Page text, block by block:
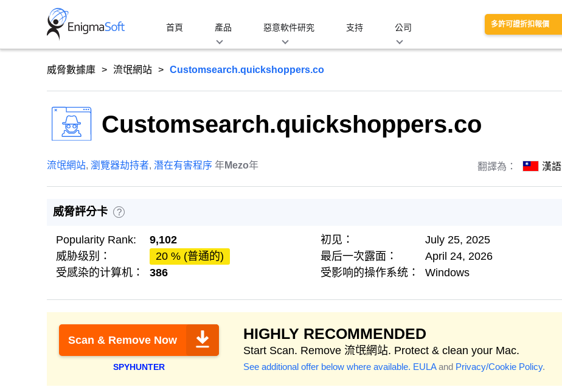
首頁 產品 惡意軟件研究 支持 公司 多許可證折扣報價
威脅數據庫 流氓網站 Customsearch.quickshoppers.co
Customsearch.quickshoppers.co
流氓網站, 瀏覽器劫持者, 潛在有害程序 年Mezo年 翻譯為： 漢語
威脅評分卡 ?
Popularity Rank:
9,102
威胁级别：
20 % (普通的)
受感染的计算机：
386
初见：
July 25, 2025
最后一次露面：
April 24, 2026
受影响的操作系统：
Windows
Scan & Remove Now
SPYHUNTER
HIGHLY RECOMMENDED
Start Scan. Remove 流氓網站. Protect & clean your Mac.
See additional offer below where available. EULAand Privacy/Cookie Policy.